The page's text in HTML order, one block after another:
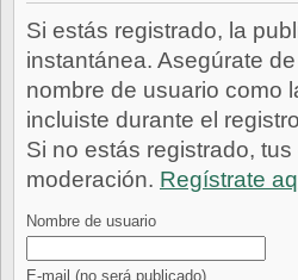
Si estás registrado, la
instantánea. Asegúrate
nombre de usuario como
incluiste durante el
Si no estás registrado,
moderación. Regístrate
Nombre de usuario
E-mail (no será publicado)